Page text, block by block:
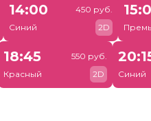
14:00
Синий
450 руб.
2D
18:45
Красный
550 руб.
2D
Синий